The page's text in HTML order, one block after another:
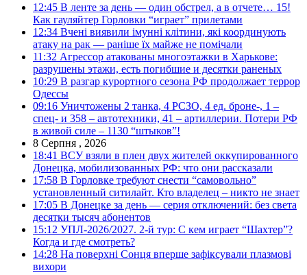
12:45 В ленте за день — один обстрел, а в отчете… 15!
Как гауляйтер Горловки “играет” прилетами
12:34 Вчені виявили імунні клітини, які координують
атаку на рак — раніше їх майже не помічали
11:32 Агрессор атакованы многоэтажки в Харькове:
разрушены этажи, есть погибшие и десятки раненых
10:29 В разгар курортного сезона РФ продолжает террор
Одессы
09:16 Уничтожены 2 танка, 4 РСЗО, 4 ед. броне-, 1 –
спец- и 358 – автотехники, 41 – артиллерии. Потери РФ
в живой силе – 1130 “штыков”!
8 Серпня , 2026
18:41 ВСУ взяли в плен двух жителей оккупированного
Донецка, мобилизованных РФ: что они рассказали
17:58 В Горловке требуют снести “самовольно”
установленный ситилайт. Кто владелец – никто не знает
17:05 В Донецке за день — серия отключений: без света
десятки тысяч абонентов
15:12 УПЛ-2026/2027. 2-й тур: С кем играет “Шахтер”?
Когда и где смотреть?
14:28 На поверхні Сонця вперше зафіксували плазмові
вихори